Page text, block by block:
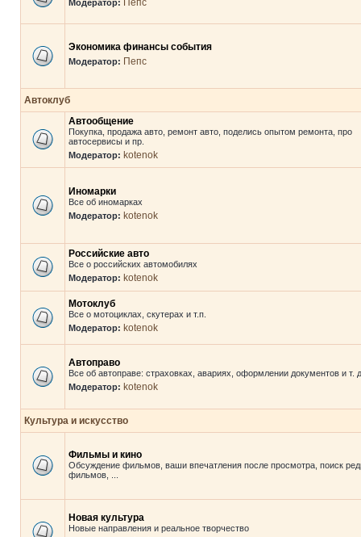
Модератор: Пепс
Экономика финансы события
Модератор: Пепс
Автоклуб
Автообщение
Покупка, продажа авто, ремонт авто, поделись опытом ремонта, про
автосервисы и пр.
Модератор: kotenok
Иномарки
Все об иномарках
Модератор: kotenok
Российские авто
Все о российских автомобилях
Модератор: kotenok
Мотоклуб
Все о мотоциклах, скутерах и т.п.
Модератор: kotenok
Автоправо
Все об автоправе: страховках, авариях, оформлении документов и т.
Модератор: kotenok
Культура и искусство
Фильмы и кино
Обсуждение фильмов, ваши впечатления после просмотра, поиск
фильмов, ...
Новая культура
Новые направления и реальное творчество